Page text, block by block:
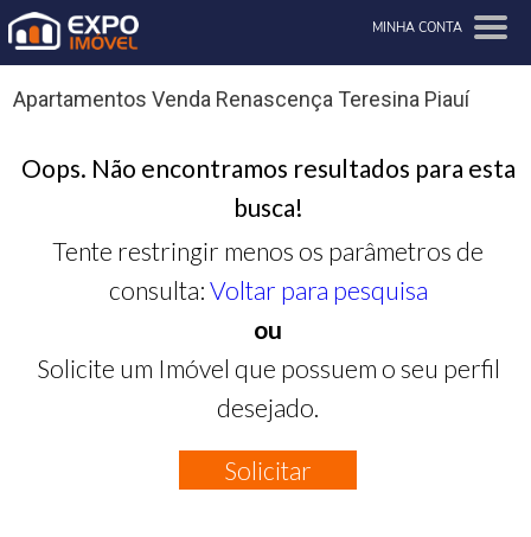
MINHA CONTA
Apartamentos Venda Renascença Teresina Piauí
Oops. Não encontramos resultados para esta
busca!
Tente restringir menos os parâmetros de
consulta: Voltar para pesquisa
ou
Solicite um Imóvel que possuem o seu perfil
desejado.
Solicitar